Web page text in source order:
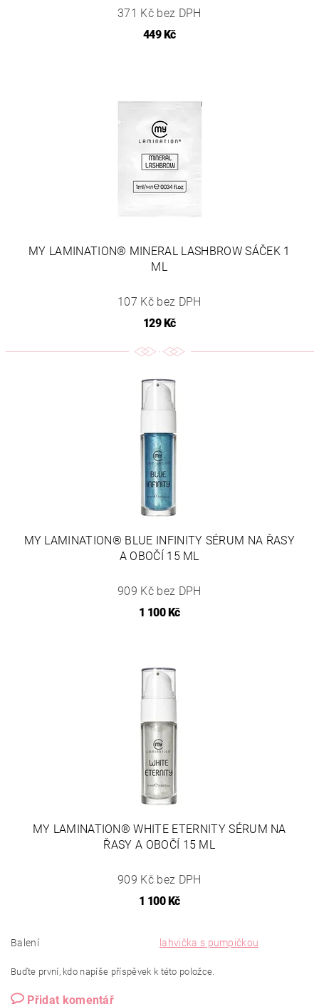
371 Kč bez DPH
449 Kč
MY LAMINATION® MINERAL LASHBROW SÁČEK 1
ML
107 Kč bez DPH
129 Kč
MY LAMINATION® BLUE INFINITY SÉRUM NA ŘASY
A OBOČÍ 15 ML
909 Kč bez DPH
1 100 Kč
MY LAMINATION® WHITE ETERNITY SÉRUM NA
ŘASY A OBOČÍ 15 ML
909 Kč bez DPH
1 100 Kč
Balení lahvička s pumpičkou
Buďte první, kdo napíše příspěvek k této položce.
Přidat komentář